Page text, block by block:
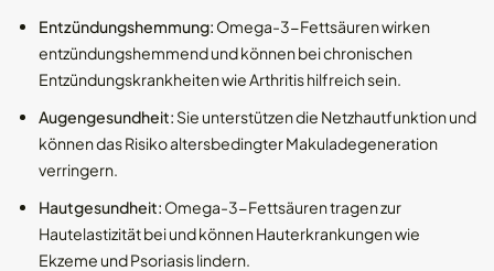
Entzündungshemmung: Omega-3-Fettsäuren wirken
entzündungshemmend und können bei chronischen
Entzündungskrankheiten wie Arthritis hilfreich sein.
Augengesundheit: Sie unterstützen die Netzhautfunktion und
können das Risiko altersbedingter Makuladegeneration
verringern.
Hautgesundheit: Omega-3-Fettsäuren tragen zur
Hautelastizität bei und können Hauterkrankungen wie
Ekzeme und Psoriasis lindern.